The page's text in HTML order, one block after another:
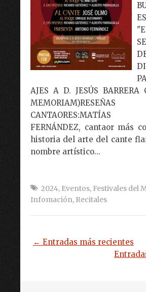
AJES A D. JESÚS BARRERA
CANTAORES:MATÍAS
FERNÁNDEZ, cantaor más
historia del arte del cante
nombre artístico...
2024, Eventos, Festivales del
Infomación, Recitales
← Entradas más recientes